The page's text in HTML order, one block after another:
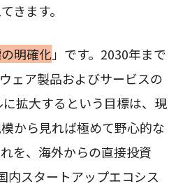
きます。
明確化」です。2030年まで
ェア製品およびサービスの
拡大するという目標は、現
から見れば極めて野心的な
を、海外からの直接投資
内スタートアップエコシス